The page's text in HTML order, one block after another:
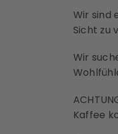
Wir sind
Sicht zu
Wir
Kaffee